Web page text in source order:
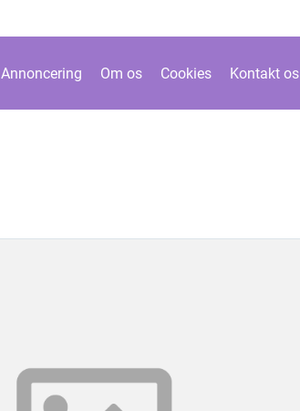
Annoncering Om os Cookies Kontakt os